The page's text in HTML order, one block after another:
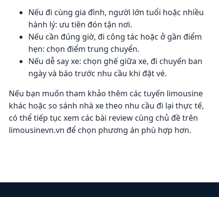
Nếu đi cùng gia đình, người lớn tuổi hoặc nhiều
hành lý: ưu tiên đón tận nơi.
Nếu cần đúng giờ, đi công tác hoặc ở gần điểm
hẹn: chọn điểm trung chuyển.
Nếu dễ say xe: chọn ghế giữa xe, đi chuyến ban
ngày và báo trước nhu cầu khi đặt vé.
Nếu bạn muốn tham khảo thêm các tuyến limousine
khác hoặc so sánh nhà xe theo nhu cầu đi lại thực tế,
có thể tiếp tục xem các bài review cùng chủ đề trên
limousinevn.vn để chọn phương án phù hợp hơn.